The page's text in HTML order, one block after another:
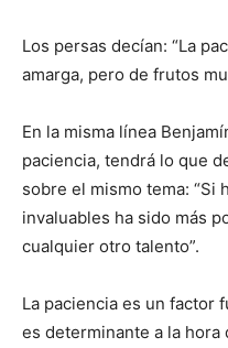
Los persas decían: “La
amarga, pero de frutos
En la misma línea
paciencia, tendrá lo que
sobre el mismo tema: “Si
invaluables ha sido más
cualquier otro talento”.
La paciencia es un factor
es determinante a la